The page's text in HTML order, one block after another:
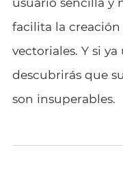
facilita la
vectoriales. Y si
descubrirás que
son insuperables.